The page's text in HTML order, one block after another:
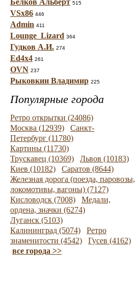
Белков Альберт 515
VSx86 446
Admin 411
Lounge_Lizard 364
Гудков А.И. 274
Ed4x4 261
OVN 237
Рыковкин Владимир 225
Популярные города
Ретро открытки (24086)
Москва (12939)
Санкт-
Петербург (11780)
Картины (11730)
Трускавец (10369)
Львов (10183)
Киев (10182)
Саратов (8644)
Железная дорога (поезда, паровозы,
локомотивы, вагоны) (7127)
Кисловодск (7008)
Медали,
ордена, значки (6274)
Луганск (5103)
Калининград (5074)
Ретро
знаменитости (4542)
Гусев (4162)
все города >>